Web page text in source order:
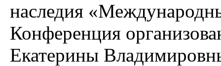
наследия
Конференция
Екатерины